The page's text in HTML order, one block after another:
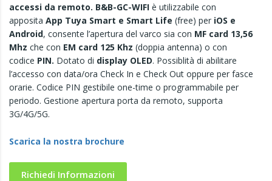
accessi da remoto. B&B-GC-WIFI è utilizzabile con
apposita App Tuya Smart e Smart Life (free) per iOS e
Android, consente l’apertura del varco sia con MF card 13,56
Mhz che con EM card 125 Khz (doppia antenna) o con
codice PIN. Dotato di display OLED. Possiblità di abilitare
l’accesso con data/ora Check In e Check Out oppure per fasce
orarie. Codice PIN gestibile one-time o programmabile per
periodo. Gestione apertura porta da remoto, supporta
3G/4G/5G.
Scarica la nostra brochure
Richiedi Informazioni